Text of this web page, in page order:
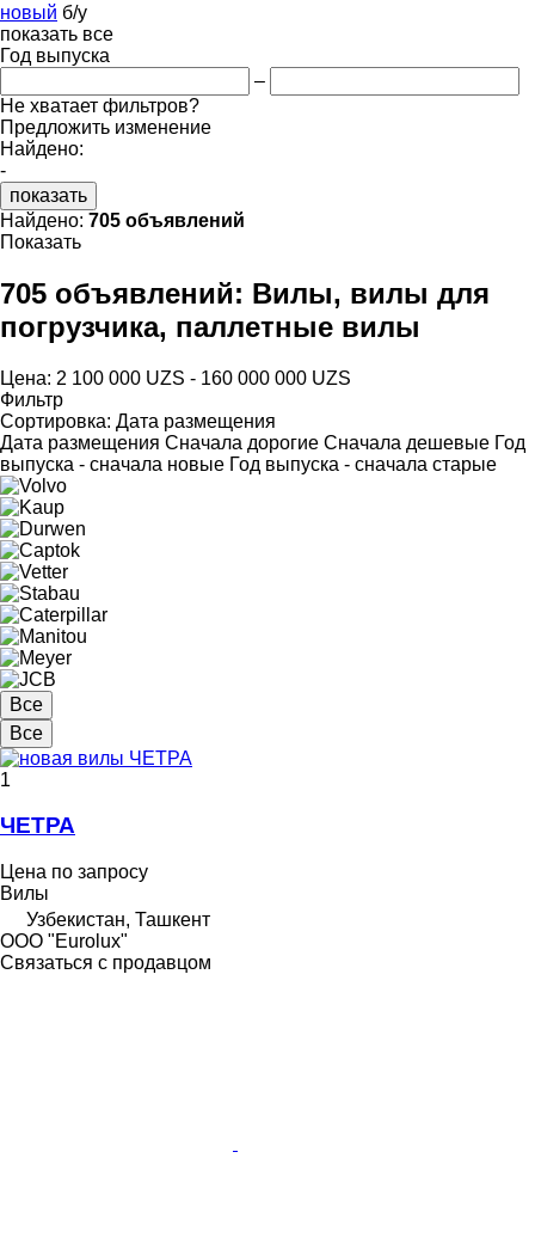
новый б/у
показать все
Год выпуска
–
Не хватает фильтров?
Предложить изменение
Найдено:
-
показать
Найдено: 705 объявлений
Показать
705 объявлений: Вилы, вилы для
погрузчика, паллетные вилы
Цена: 2 100 000 UZS - 160 000 000 UZS
Фильтр
Сортировка: Дата размещения
Дата размещения Сначала дорогие Сначала дешевые Год
выпуска - сначала новые Год выпуска - сначала старые
Все
Все
1
ЧЕТРА
Цена по запросу
Вилы
Узбекистан, Ташкент
ООО "Eurolux"
Связаться с продавцом